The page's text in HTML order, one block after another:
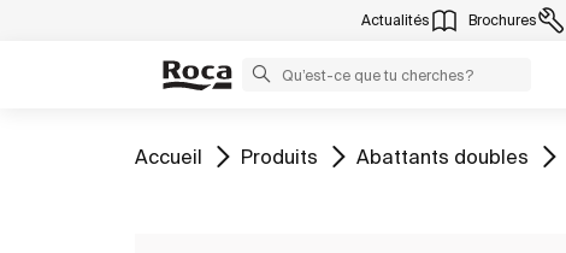
Actualités Brochures
Aller à
Accueil Aller à
Produits Aller à
Abattants doubles